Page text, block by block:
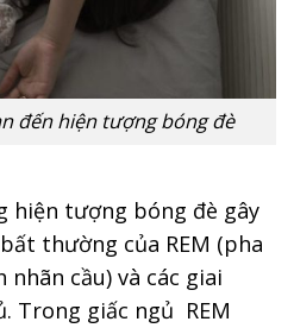
đến hiện tượng bóng đè
hiện tượng bóng đè gây
thường của REM (pha
cầu) và các giai
Trong giấc ngủ REM